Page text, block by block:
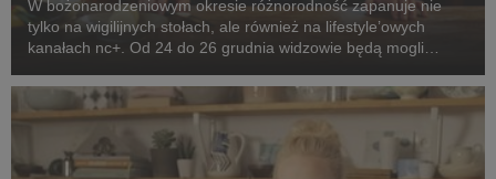
W bożonarodzeniowym okresie różnorodność zapanuje nie
tylko na wigilijnych stołach, ale również na lifestyle’owych
kanałach nc+. Od 24 do 26 grudnia widzowie będą mogli
Kuchni+ oraz pomysły na własnoręczne dekoracje K...